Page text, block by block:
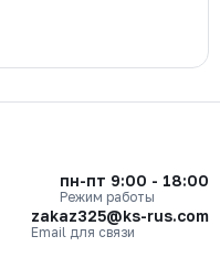
пн-пт 9:00 - 18:00
Режим работы
zakaz325@ks-rus.com
Email для связи